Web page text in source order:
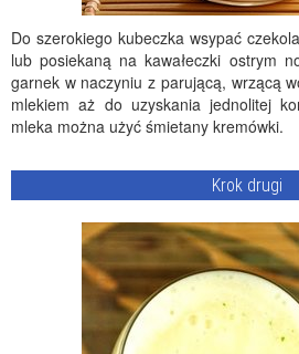
Do szerokiego kubeczka wsypać
lub posiekaną na kawałeczki ostrym
garnek w naczyniu z parującą, wrzącą
mlekiem aż do uzyskania jednolitej
mleka można użyć śmietany kremówki.
Krok drugi